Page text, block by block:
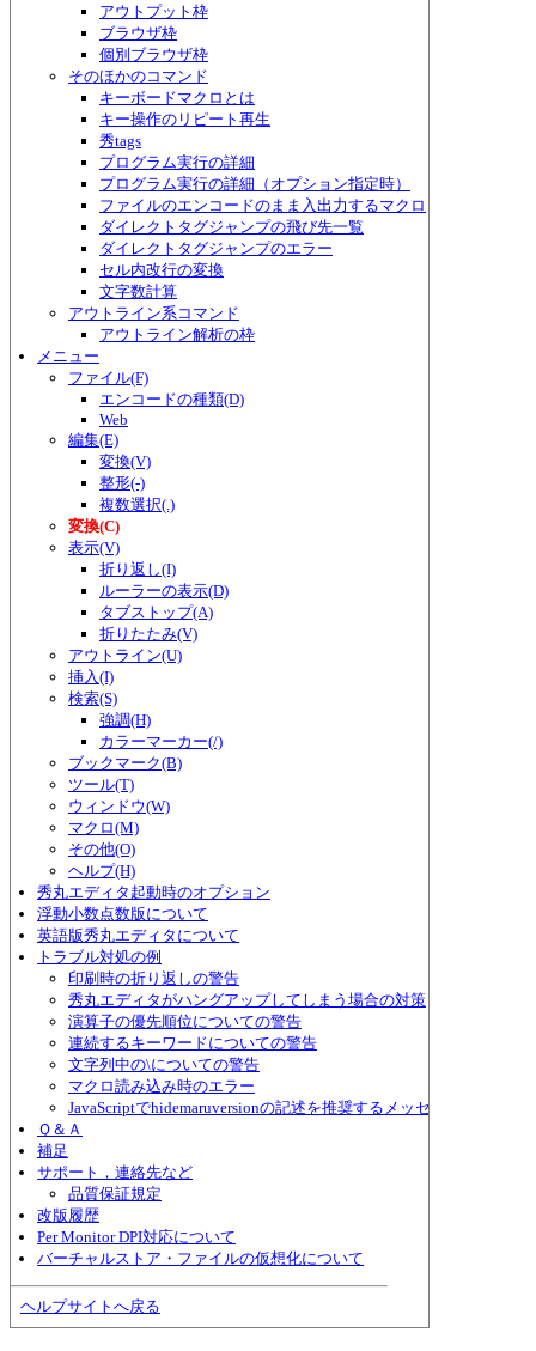
アウトプット枠
ブラウザ枠
個別ブラウザ枠
そのほかのコマンド
キーボードマクロとは
キー操作のリピート再生
秀tags
プログラム実行の詳細
プログラム実行の詳細（オプション指定時）
ファイルのエンコードのまま入出力するマクロ
ダイレクトタグジャンプの飛び先一覧
ダイレクトタグジャンプのエラー
セル内改行の変換
文字数計算
アウトライン系コマンド
アウトライン解析の枠
メニュー
ファイル(F)
エンコードの種類(D)
Web
編集(E)
変換(V)
整形(-)
複数選択(.)
変換(C)
表示(V)
折り返し(I)
ルーラーの表示(D)
タブストップ(A)
折りたたみ(V)
アウトライン(U)
挿入(I)
検索(S)
強調(H)
カラーマーカー(/)
ブックマーク(B)
ツール(T)
ウィンドウ(W)
マクロ(M)
その他(O)
ヘルプ(H)
秀丸エディタ起動時のオプション
浮動小数点数版について
英語版秀丸エディタについて
トラブル対処の例
印刷時の折り返しの警告
秀丸エディタがハングアップしてしまう場合の対策
演算子の優先順位についての警告
連続するキーワードについての警告
文字列中の\についての警告
マクロ読み込み時のエラー
JavaScriptでhidemaruversionの記述を推奨するメッセージ
Ｑ＆Ａ
補足
サポート，連絡先など
品質保証規定
改版履歴
Per Monitor DPI対応について
バーチャルストア・ファイルの仮想化について
ヘルプサイトへ戻る